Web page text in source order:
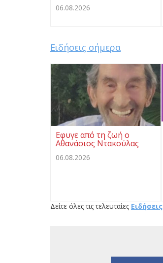
06.08.2026
Ειδήσεις σήμερα
Εφυγε από τη ζωή ο
Αθανάσιος Ντακούλας
06.08.2026
Δείτε όλες τις τελευταίες Ειδήσεις